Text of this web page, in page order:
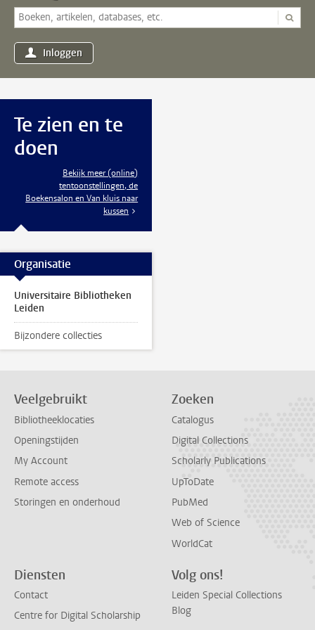
Inloggen
Te zien en te
doen
Bekijk meer (online)
tentoonstellingen, de
Boekensalon en Van kluis naar
kussen
Organisatie
Universitaire Bibliotheken
Leiden
Bijzondere collecties
Veelgebruikt
Bibliotheeklocaties
Openingstijden
My Account
Remote access
Storingen en onderhoud
Zoeken
Catalogus
Digital Collections
Scholarly Publications
UpToDate
PubMed
Web of Science
WorldCat
Diensten
Contact
Centre for Digital Scholarship
Volg ons!
Leiden Special Collections
Blog